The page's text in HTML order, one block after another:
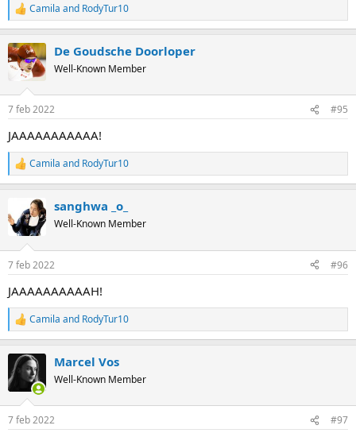
R
e
c
t
n
s
Camila and RodyTur10
De Goudsche Doorloper
Well-Known Member
7 feb 2022 #95
JAAAAAAAAAAA!
R
e
t
i
n
s
Camila and RodyTur10
sanghwa _o_
Well-Known Member
7 feb 2022 #96
JAAAAAAAAAAH!
R
e
c
t
n
s
Camila and RodyTur10
Marcel Vos
Well-Known Member
7 feb 2022 #97